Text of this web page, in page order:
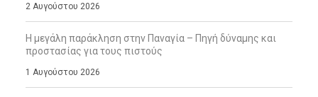
2 Αυγούστου 2026
Η μεγάλη παράκληση στην Παναγία – Πηγή δύναμης και
προστασίας για τους πιστούς
1 Αυγούστου 2026